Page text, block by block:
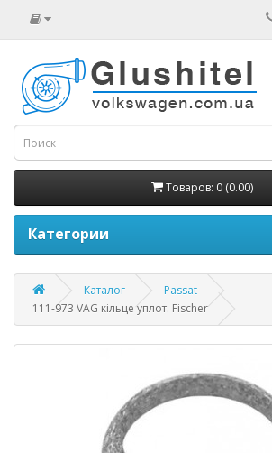
Товаров: 0 (0.00)
Категории
Каталог
Passat
111-973 VAG кільце уплот. Fischer